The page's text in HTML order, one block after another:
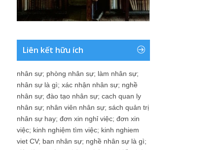
Liên kết hữu ích
nhân sự; phòng nhân sự; làm nhân sự;
nhân sự là gì; xác nhận nhân sự; nghề
nhân sự; đào tạo nhân sự; cach quan ly
nhân sự; nhân viên nhân sự; sách quản trị
nhân sự hay; đơn xin nghỉ việc; đơn xin
việc; kinh nghiệm tìm việc; kinh nghiem
viet CV; ban nhân sự; nghề nhân sự là gì;